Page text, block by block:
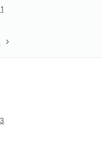
1
3